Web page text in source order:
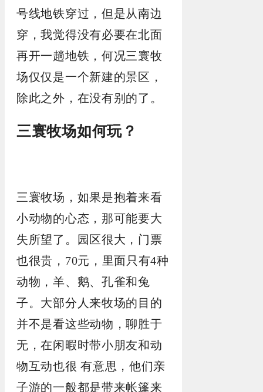
号线地铁穿过，但是从南边
穿，我觉得没有必要在北面
再开一趟地铁，何况三寰牧
场仅仅是一个新建的景区，
除此之外，在没有别的了。
三寰牧场如何玩？
三寰牧场，如果是抱着来看
小动物的心态，那可能要大
失所望了。园区很大，门票
也很贵，70元，里面只有4种
动物，羊、鹅、孔雀和兔
子。大部分人来牧场的目的
并不是看这些动物，聊胜于
无，在闲暇时带小朋友和动
物互动也很 有意思，他们亲
子游的一般都是带来帐篷来